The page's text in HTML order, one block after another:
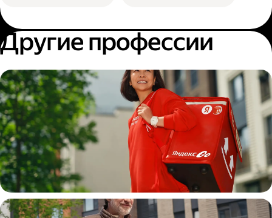
Другие профессии
Пеший курьер